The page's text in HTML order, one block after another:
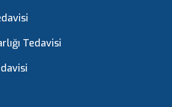
Tedavisi